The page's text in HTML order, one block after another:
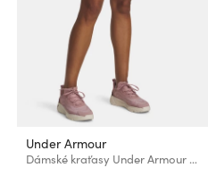
Under Armour
Dámské kraťasy Under Armour Pjt Rck Middie Short-BLK